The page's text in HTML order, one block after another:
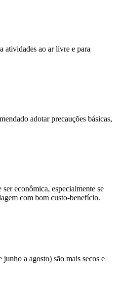
atividades ao ar livre e para
adotar precauções básicas,
econômica, especialmente se
com bom custo-benefício.
a agosto) são mais secos e